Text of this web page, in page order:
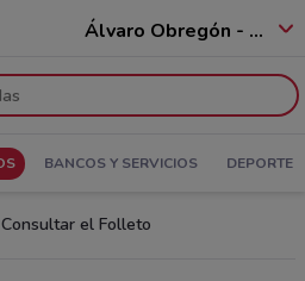
Álvaro Obregón - 01520
BANCOS Y SERVICIOS DEPORTE
el Folleto